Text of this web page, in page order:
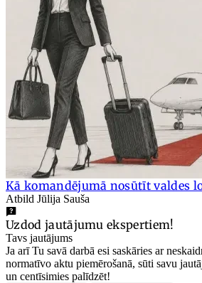
Kā komandējumā nosūtīt valdes
Atbild Jūlija Sauša
Uzdod jautājumu ekspertiem!
Tavs jautājums
Ja arī Tu savā darbā esi saskāries ar
normatīvo aktu piemērošanā, sūti savu
un centīsimies palīdzēt!